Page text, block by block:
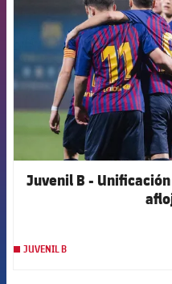
Juvenil B -
JUVENIL B